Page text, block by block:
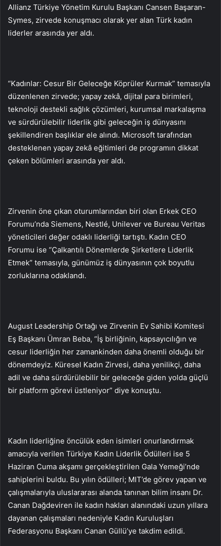
Allianz Türkiye Yönetim Kurulu Başkanı Cansen Başaran-
Symes, zirvede konuşmacı olarak yer alan Türk kadın
liderler arasında yer aldı.
“Kadınlar: Cesur Bir Geleceğe Köprüler Kurmak” temasıyla
düzenlenen zirvede; yapay zekâ, dijital para birimleri,
teknoloji destekli sağlık çözümleri, kurumsal markalaşma
ve sürdürülebilir liderlik gibi geleceğin iş dünyasını
şekillendiren başlıklar ele alındı. Microsoft tarafından
desteklenen yapay zekâ eğitimleri de programın dikkat
çeken bölümleri arasında yer aldı.
Zirvenin öne çıkan oturumlarından biri olan Erkek CEO
Forumu’nda Siemens, Nestlé, Unilever ve Bureau Veritas
yöneticileri değer odaklı liderliği tartıştı. Kadın CEO
Forumu ise “Çalkantılı Dönemlerde Şirketlere Liderlik
Etmek” temasıyla, günümüz iş dünyasının çok boyutlu
zorluklarına odaklandı.
August Leadership Ortağı ve Zirvenin Ev Sahibi Komitesi
Eş Başkanı Ümran Beba, “İş birliğinin, kapsayıcılığın ve
cesur liderliğin her zamankinden daha önemli olduğu bir
dönemdeyiz. Küresel Kadın Zirvesi, daha yenilikçi, daha
adil ve daha sürdürülebilir bir geleceğe giden yolda güçlü
bir platform görevi üstleniyor” diye konuştu.
Kadın liderliğine öncülük eden isimleri onurlandırmak
amacıyla verilen Türkiye Kadın Liderlik Ödülleri ise 5
Haziran Cuma akşamı gerçekleştirilen Gala Yemeği’nde
sahiplerini buldu. Bu yılın ödülleri; MIT’de görev yapan ve
çalışmalarıyla uluslararası alanda tanınan bilim insanı Dr.
Canan Dağdeviren ile kadın hakları alanındaki uzun yıllara
dayanan çalışmaları nedeniyle Kadın Kuruluşları
Federasyonu Başkanı Canan Güllü’ye takdim edildi.